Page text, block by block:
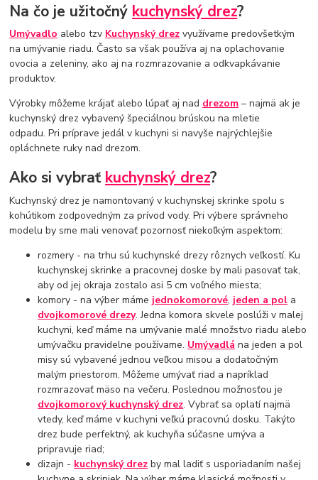
Na čo je užitočný kuchynský drez?
Umývadlo alebo tzv Kuchynský drez využívame predovšetkým
na umývanie riadu. Často sa však používa aj na oplachovanie
ovocia a zeleniny, ako aj na rozmrazovanie a odkvapkávanie
produktov.
Výrobky môžeme krájať alebo lúpať aj nad drezom – najmä ak je
kuchynský drez vybavený špeciálnou brúskou na mletie
odpadu. Pri príprave jedál v kuchyni si navyše najrýchlejšie
opláchnete ruky nad drezom.
Ako si vybrať kuchynský drez?
Kuchynský drez je namontovaný v kuchynskej skrinke spolu s
kohútikom zodpovedným za prívod vody. Pri výbere správneho
modelu by sme mali venovať pozornosť niekoľkým aspektom:
rozmery - na trhu sú kuchynské drezy rôznych veľkostí. Ku
kuchynskej skrinke a pracovnej doske by mali pasovať tak,
aby od jej okraja zostalo asi 5 cm voľného miesta;
komory - na výber máme jednokomorové, jeden a pol a
dvojkomorové drezy. Jedna komora skvele poslúži v malej
kuchyni, keď máme na umývanie malé množstvo riadu alebo
umývačku pravidelne používame. Umývadlá na jeden a pol
misy sú vybavené jednou veľkou misou a dodatočným
malým priestorom. Môžeme umývať riad a napríklad
rozmrazovať mäso na večeru. Poslednou možnosťou je
dvojkomorový kuchynský drez. Vybrať sa oplatí najmä
vtedy, keď máme v kuchyni veľkú pracovnú dosku. Takýto
drez bude perfektný, ak kuchyňa súčasne umýva a
pripravuje riad;
dizajn - kuchynský drez by mal ladiť s usporiadaním našej